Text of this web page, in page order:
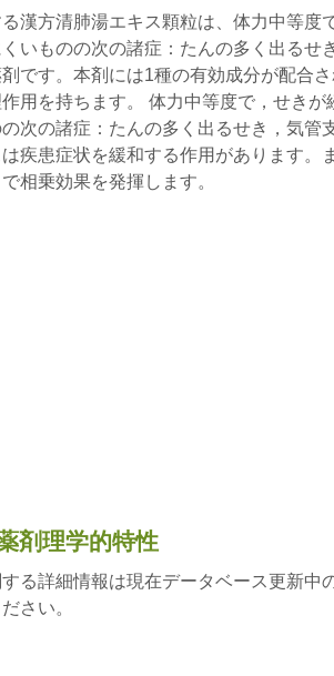
漢方清肺湯エキス顆粒は、体力中等度
いものの次の諸症：たんの多く出るせ
です。本剤には1種の有効成分が配合
用を持ちます。 体力中等度で，せきが
次の諸症：たんの多く出るせき，気管
疾患症状を緩和する作用があります。
相乗効果を発揮します。
剤理学的特性
る詳細情報は現在データベース更新中
さい。